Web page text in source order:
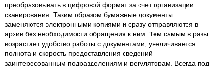
преобразовывать в цифровой формат за счет организации
сканирования. Таким образом бумажные документы
заменяются электронными копиями и сразу отправляются в
архив без необходимости обращения к ним. Тем самым в разы
возрастает удобство работы с документами, увеличивается
полнота и скорость предоставления сведений
заинтересованным подразделениям и регуляторам. Всегда под